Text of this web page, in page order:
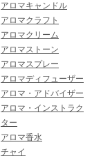
アロマキャンドル
アロマクラフト
アロマクリーム
アロマストーン
アロマスプレー
アロマディフューザー
アロマ・アドバイザー
アロマ・インストラク
ター
アロマ香水
チャイ